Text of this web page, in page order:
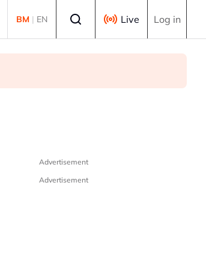
BM | EN Live Log in
Advertisement
Advertisement